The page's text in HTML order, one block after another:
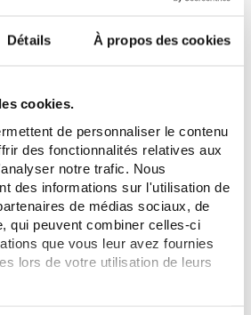
Détails À propos des cookies
cookies.
de personnaliser le contenu
des fonctionnalités relatives aux
notre trafic. Nous
des informations sur l'utilisation de
de médias sociaux, de
qui peuvent combiner celles-ci
que vous leur avez fournies
lors de votre utilisation de leurs
60
SOLGAR
SOLGAR SILICE OCEANIQUE 50
GELULES